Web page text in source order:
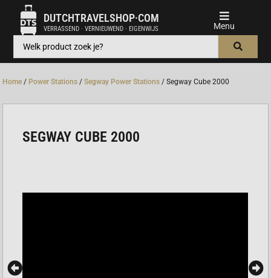
DUTCHTRAVELSHOP·COM
VERRASSEND · VERNIEUWEND · EIGENWIJS
Home / Power Stations /Segway Power Stations / Segway Cube 2000
SEGWAY CUBE 2000